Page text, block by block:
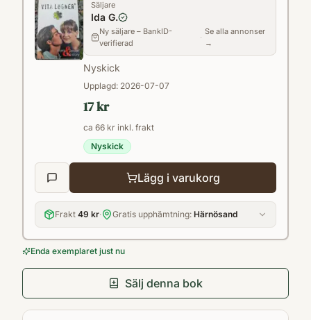
Säljare
Ida G.
Ny säljare – BankID-
verifierad
·
Se alla annonser
→
Nyskick
Upplagd: 2026-07-07
17 kr
ca 66 kr inkl. frakt
Nyskick
Lägg i varukorg
Frakt 49 kr· Gratis upphämtning: Härnösand
Enda exemplaret just nu
Sälj denna bok